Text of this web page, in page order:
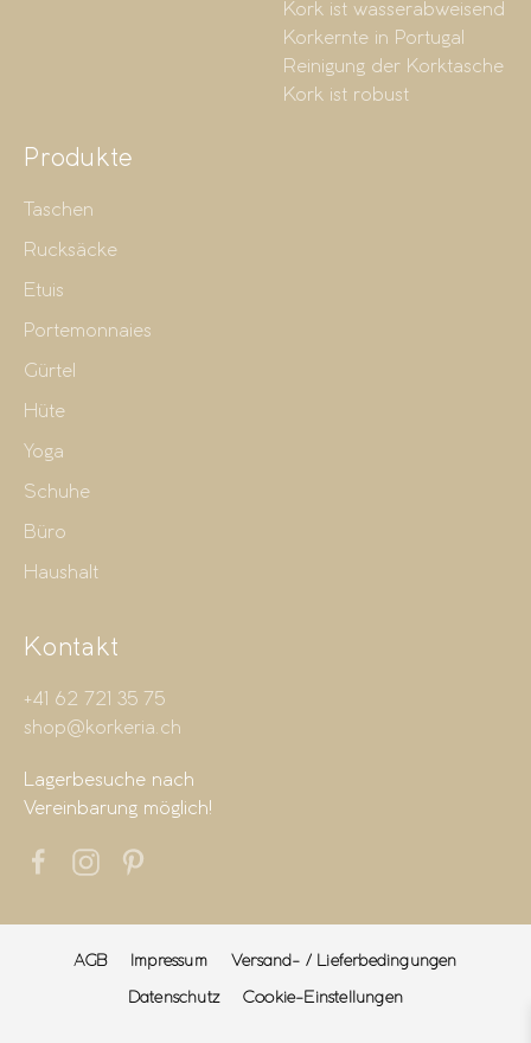
Kork ist wasserabweisend
Korkernte in Portugal
Reinigung der Korktasche
Kork ist robust
Produkte
Taschen
Rucksäcke
Etuis
Portemonnaies
Gürtel
Hüte
Yoga
Schuhe
Büro
Haushalt
Kontakt
+41 62 721 35 75
shop@korkeria.ch
Lagerbesuche nach
Vereinbarung möglich!
AGB Impressum
Versand- / Lieferbedingungen
Datenschutz
Cookie-Einstellungen